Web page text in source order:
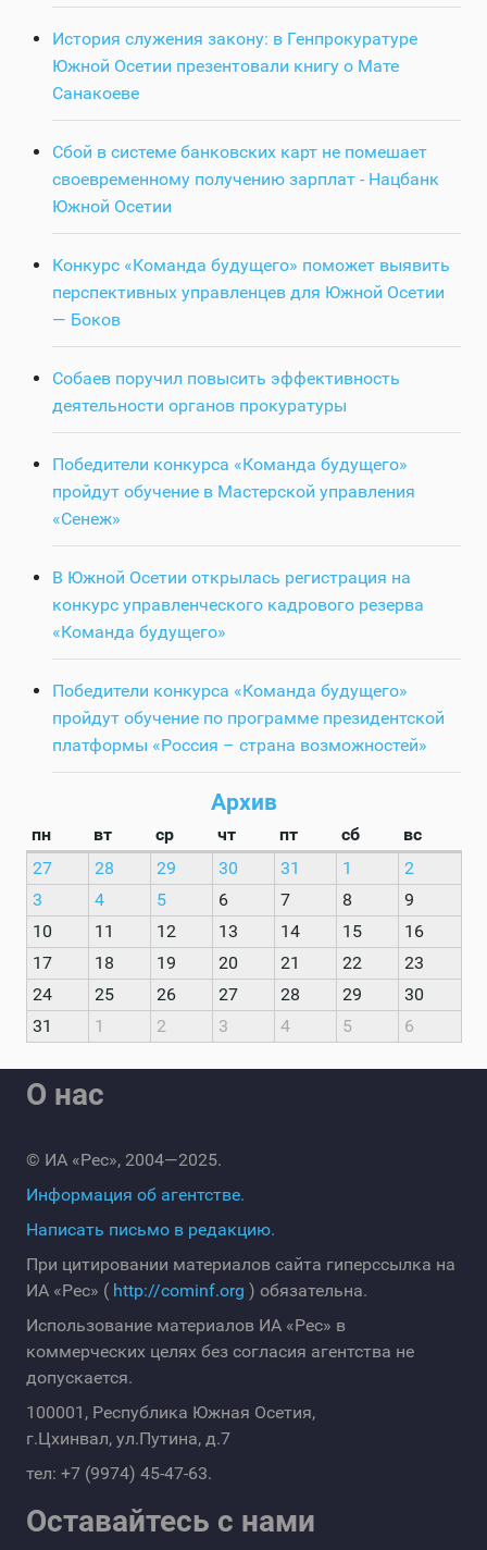
История служения закону: в Генпрокуратуре
Южной Осетии презентовали книгу о Мате
Санакоеве
Сбой в системе банковских карт не помешает
своевременному получению зарплат - Нацбанк
Южной Осетии
Конкурс «Команда будущего» поможет выявить
перспективных управленцев для Южной Осетии
— Боков
Собаев поручил повысить эффективность
деятельности органов прокуратуры
Победители конкурса «Команда будущего»
пройдут обучение в Мастерской управления
«Сенеж»
В Южной Осетии открылась регистрация на
конкурс управленческого кадрового резерва
«Команда будущего»
Победители конкурса «Команда будущего»
пройдут обучение по программе президентской
платформы «Россия – страна возможностей»
Архив
пн вт ср чт пт сб
вс
27
28 29 30 31 1
2
3
4 5 6 7 8
9
10
11 12 13 14 15
16
17
18 19 20 21 22
23
24
25 26 27 28 29
30
31
1 2 3 4 5 6
О нас
© ИА «Рес», 2004—2025.
Информация об агентстве.
Написать письмо в редакцию.
При цитировании материалов сайта гиперссылка на
ИА «Рес» ( http://cominf.org ) обязательна.
Использование материалов ИА «Рес» в
коммерческих целях без согласия агентства не
допускается.
100001, Республика Южная Осетия,
г.Цхинвал, ул.Путина, д.7
тел: +7 (9974) 45-47-63.
Оставайтесь с нами